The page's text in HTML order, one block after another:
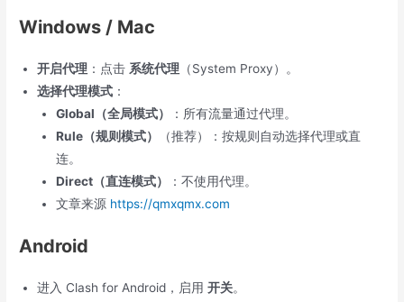
Windows / Mac
开启代理 ：点击 系统代理 （System Proxy）。
选择代理模式 ：
Global（全局模式）
：所有流量通过代理。
Rule（规则模式）
（推荐）：按规则自动选择代理或直
连。
Direct（直连模式）
：不使用代理。
文章来源 https://qmxqmx.com
Android
进入 Clash for Android，启用开关。